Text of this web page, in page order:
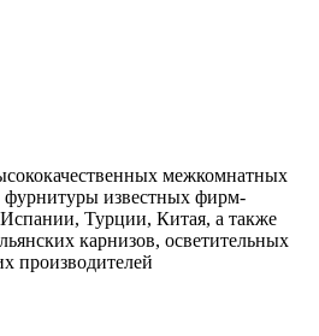
межкомнатных
фурнитуры известных фирм-
Турции, Китая, а также
карнизов, осветительных
производителей